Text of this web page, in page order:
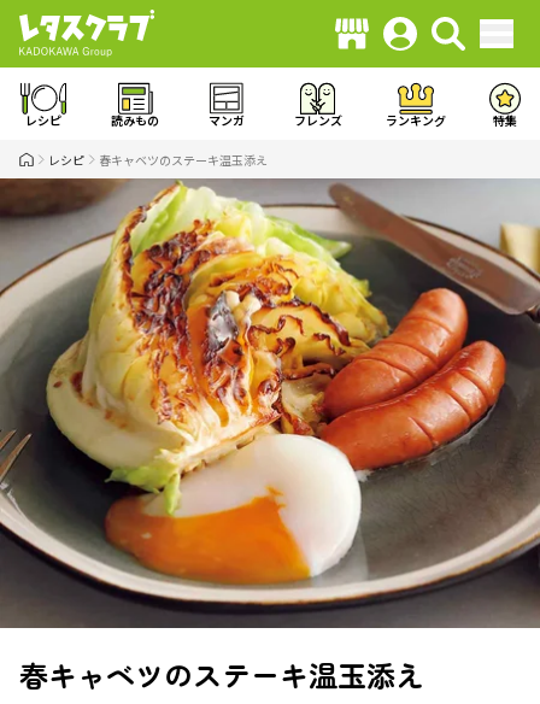
レシピ 読みもの マンガ フレンズ ランキング 特集
レシピ 春キャベツのステーキ温玉添え
春キャベツのステーキ温玉添え